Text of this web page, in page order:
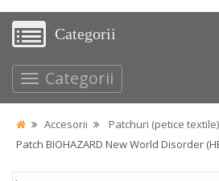
Categorii
Categorii
Accesorii
Patchuri (petice textile)
Patch BIOHAZARD New World Disorder